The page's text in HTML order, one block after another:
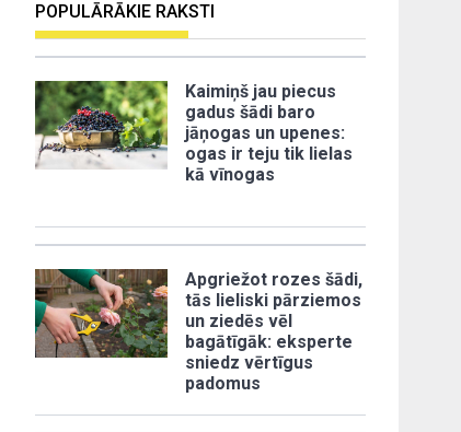
POPULĀRĀKIE RAKSTI
Kaimiņš jau piecus
gadus šādi baro
jāņogas un upenes:
ogas ir teju tik lielas
kā vīnogas
Apgriežot rozes šādi,
tās lieliski pārziemos
un ziedēs vēl
bagātīgāk: eksperte
sniedz vērtīgus
padomus